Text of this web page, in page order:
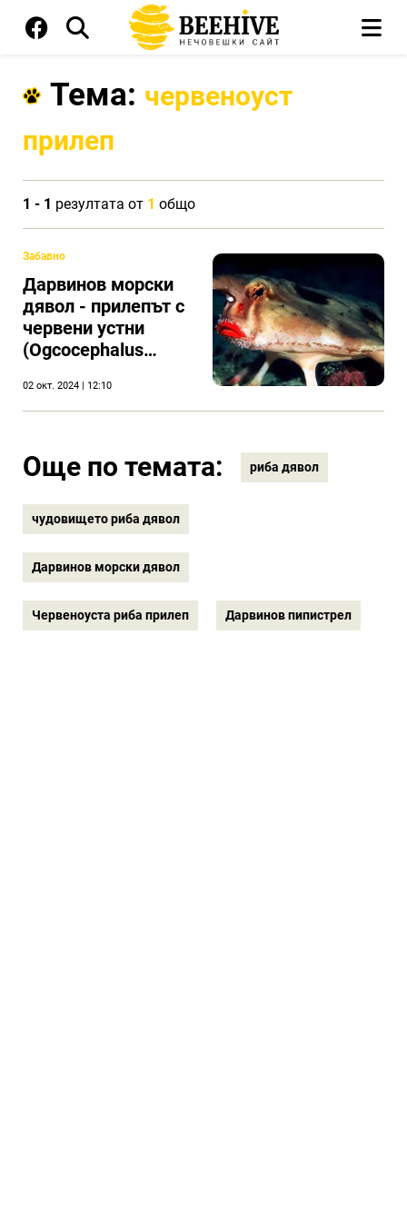
Тема: червеноуст
прилеп
1 - 1 резултата от 1 общо
Забавно
Дарвинов морски
дявол - прилепът с
червени устни
(Ogcocephalus
02 окт. 2024 | 12:10
Още по темата: риба дявол
чудовището риба дявол
Дарвинов морски дявол
Червеноуста риба прилеп Дарвинов пипистрел